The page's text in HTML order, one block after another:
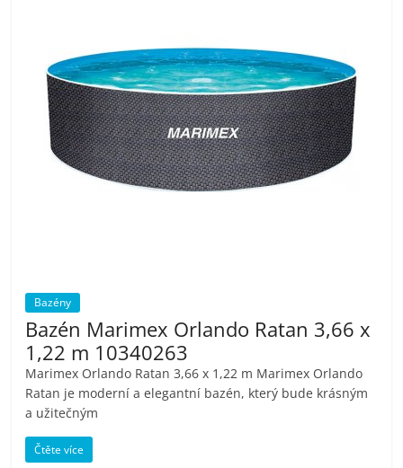
pračky,
televize,
notebooky,
mobilní
kávovary,
bazény
Nejlepší
elektronika
porovnání
Elektro
OK,
Bazény
Bazén Marimex Orlando Ratan 3,66 x
1,22 m 10340263
Marimex Orlando Ratan 3,66 x 1,22 m Marimex Orlando
Ratan je moderní a elegantní bazén, který bude krásným
a užitečným
Čtěte více